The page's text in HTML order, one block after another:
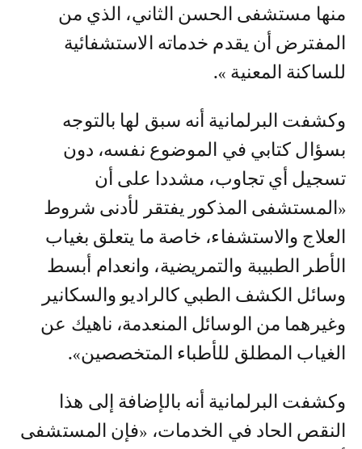
منها مستشفى الحسن الثاني، الذي من
المفترض أن يقدم خدماته الاستشفائية
للساكنة المعنية ».
وكشفت البرلمانية أنه سبق لها بالتوجه
بسؤال كتابي في الموضوع نفسه، دون
تسجيل أي تجاوب، مشددا على أن
«المستشفى المذكور يفتقر لأدنى شروط
العلاج والاستشفاء، خاصة ما يتعلق بغياب
الأطر الطبيبة والتمريضية، وانعدام أبسط
وسائل الكشف الطبي كالراديو والسكانير
وغيرهما من الوسائل المنعدمة، ناهيك عن
الغياب المطلق للأطباء المتخصصين».
وكشفت البرلمانية أنه بالإضافة إلى هذا
النقص الحاد في الخدمات، «فإن المستشفى